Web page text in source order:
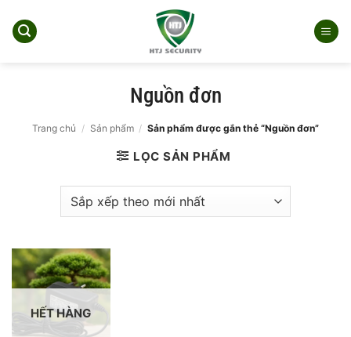
qua
Nguồn đơn
Trang chủ / Sản phẩm / Sản phẩm được gắn thẻ “Nguồn đơn”
LỌC SẢN PHẨM
HẾT HÀNG